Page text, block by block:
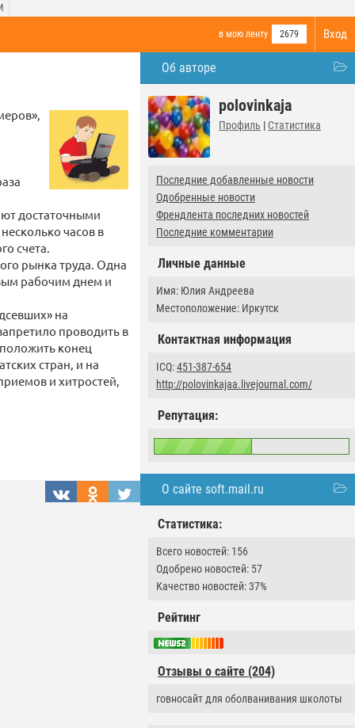
Вход
в мою ленту 2679
Об авторе
polovinkaja
Профиль | Статистика
Последние добавленные новости
Одобренные новости
Френдлента последних новостей
Последние комментарии
Личные данные
Имя: Юлия Андреева
Местоположение: Иркутск
Контактная информация
ICQ:451-387-654
http://polovinkajaa.livejournal.com/
Репутация:
О сайте soft.mail.ru
Статистика:
Всего новостей: 156
Одобрено новостей: 57
Качество новостей: 37%
Рейтинг
Отзывы о сайте (204)
говносайт для оболванивания школоты
достаточными
часов в
счета.
рынка труда. Одна
рабочим днем и
на
проводить в
конец
стран, и на
и хитростей,